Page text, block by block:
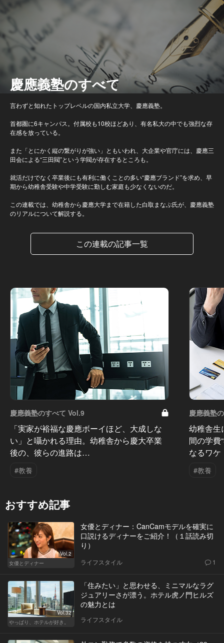
慶應義塾のすべて
言わずと知れたトップレベルの国内私立大学、慶應義塾。
首都圏に6キャンパス。付属校も10校ほどあり、有名私大の中でも強烈な存
在感を放っている。
また「とにかく縦の繋がりが強い」ともいわれ、大企業や官庁には、慶應三
田会による“三田閥”という学閥が存在するところも。
就活だけでなく卒業後にも有利に働くことの多い“慶應ブランド”を求め、早
期から幼稚舎受験や中学受験に勤しむ家庭も少なくないのだ。
この連載では、幼稚舎から慶應大学まで在籍した白取まなぶ氏が、慶應義塾
のリアルについて解説する。
この連載の記事一覧
慶應義塾のすべて Vol.9
「実家が裕福な慶應ボーイほど、大成しな
い」と囁かれる理由。幼稚舎から慶大卒業
後の、彼らの進路は…
#教養
慶應義塾
幼稚舎生
間の学費
なるワケ
#教養
おすすめ記事
Vol.2
女優とディナー
女優とディナー：CanCamモデルを確実に
口説けるディナーをご紹介！（１話読み切
り）
ライフスタイル 1
Vol.32
やっぱり、ホテルが好き。
「住みたい」と思わせる、ミニマルなラグ
ジュアリーさが漂う。ホテル虎ノ門ヒルズ
の魅力とは
ライフスタイル